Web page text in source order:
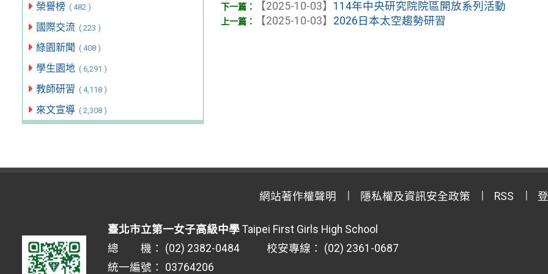
榮譽榜 ( 482 )
國際交流 ( 223 )
綠園新聞 ( 408 )
學生園地 ( 6,291 )
教師研習 ( 4,118 )
來文宣導 ( 2,308 )
【2025-10-03】 114年中央研究院院區開放系列活動
【2025-10-03】 2026日本太空趨勢研習
網站著作權聲明 隱私權及資訊安全政策 RSS
臺北市立第一女子高級中學 Taipei First Girls High School
總 機： (02) 2382-0484 校安專線： (02) 2361-0687
統一編號： 03764206